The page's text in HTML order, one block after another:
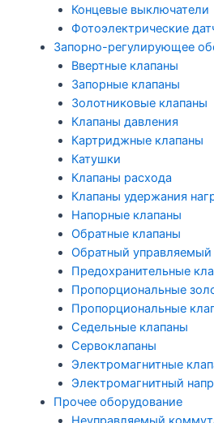
Концевые выключатели
Фотоэлектрические
Запорно-регулирующее
Ввертные клапаны
Запорные клапаны
Золотниковые клапаны
Клапаны давления
Картриджные клапаны
Катушки
Клапаны расхода
Клапаны удержания
Напорные клапаны
Обратные клапаны
Обратный управляемый
Предохранительные
Пропорциональные
Пропорциональные
Седельные клапаны
Сервоклапаны
Электромагнитные
Электромагнитный
Прочее оборудование